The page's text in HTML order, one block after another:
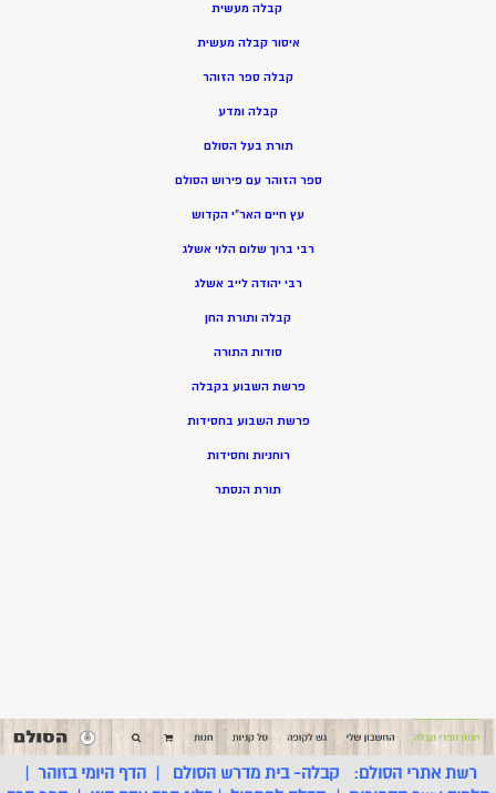
קבלה מעשית
איסור קבלה מעשית
קבלה ספר הזוהר
קבלה ומדע
תורת בעל הסולם
ספר הזוהר עם פירוש הסולם
עץ חיים האר”י הקדוש
רבי ברוך שלום הלוי אשלג
רבי יהודה לייב אשלג
קבלה ותורת החן
סודות התורה
פרשת השבוע בקבלה
פרשת השבוע בחסידות
רוחניות וחסידות
תורת הנסתר
רשת אתרי הסולם: קבלה- בית מדרש הסולם |הדף היומי בזוהר |